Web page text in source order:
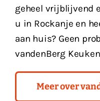
geheel vrijblijvend
u in Rockanje en
aan huis? Geen
vandenBerg
Meer over